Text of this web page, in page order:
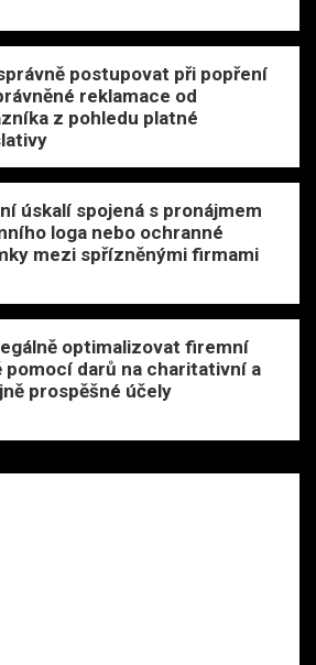
postupovat při popření
reklamace od
z pohledu platné
úskalí spojená s pronájmem
loga nebo ochranné
mezi spřízněnými firmami
optimalizovat firemní
pomocí darů na charitativní a
prospěšné účely